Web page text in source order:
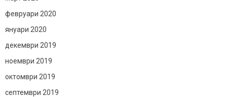
февруари 2020
януари 2020
декември 2019
ноември 2019
октомври 2019
септември 2019